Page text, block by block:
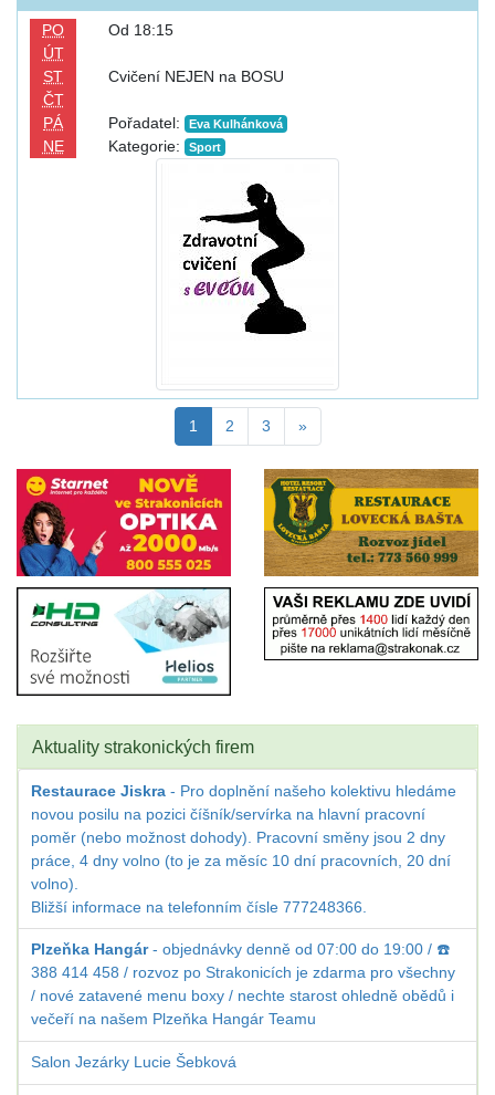
PO
ÚT
ST
ČT
PÁ
NE
Od 18:15
Cvičení NEJEN na BOSU
Pořadatel: Eva Kulhánková
Kategorie: Sport
1 2 3 »
Aktuality strakonických firem
Restaurace Jiskra - Pro doplnění našeho kolektivu hledáme
novou posilu na pozici číšník/servírka na hlavní pracovní
poměr (nebo možnost dohody). Pracovní směny jsou 2 dny
práce, 4 dny volno (to je za měsíc 10 dní pracovních, 20 dní
volno).
Bližší informace na telefonním čísle 777248366.
Plzeňka Hangár- objednávky denně od 07:00 do 19:00 / ☎️
388 414 458 / rozvoz po Strakonicích je zdarma pro všechny
/ nové zatavené menu boxy / nechte starost ohledně obědů i
večeří na našem Plzeňka Hangár Teamu
Salon Jezárky Lucie Šebková